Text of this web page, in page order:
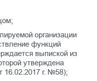
организации
функций
выпиской из
утверждена
16.02.2017 г. №58);